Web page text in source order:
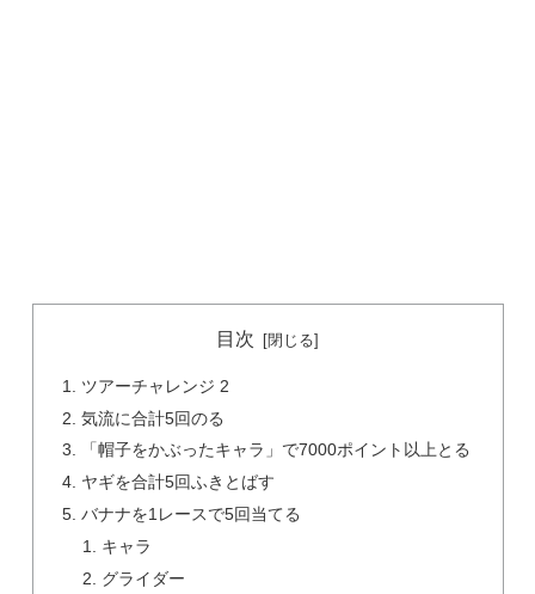
目次
ツアーチャレンジ 2
気流に合計5回のる
「帽子をかぶったキャラ」で7000ポイント以上とる
ヤギを合計5回ふきとばす
バナナを1レースで5回当てる
キャラ
グライダー